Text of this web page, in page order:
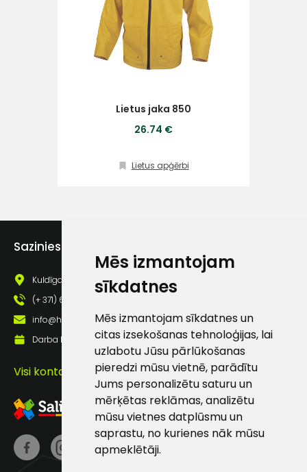
Mēs izmantojam
sīkdatnes
Mēs izmantojam sīkdatnes un
citas izsekošanas tehnoloģijas, lai
uzlabotu Jūsu pārlūkošanas
pieredzi mūsu vietnē, parādītu
Jums personalizētu saturu un
mērķētas reklāmas, analizētu
mūsu vietnes datplūsmu un
saprastu, no kurienes nāk mūsu
apmeklētāji.
Lietus jaka 850
26.74 €
Lietus apģērbi
Sazinies ar mums
Kuldīgas iela 69a, Saldus, Saldus nov., LV - 3801
(+ 371) 63 881 186
info@hards.lv
Darba laiks: Darbadienās: 8:00 - 17:00
Visi kontakti
Piekrītu SIA Hards
lietošanas noteikumiem
Piekrītu saņemt
pastā
Sūtīt ziņojumu
Klientu
(+371) 63 881
186
info@hards.lv